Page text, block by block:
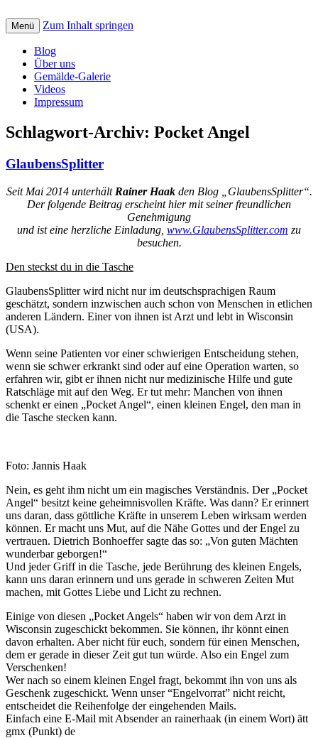
St. Petrus Kreativ
Creative art for God: Bilder, Musik, Texte
und Videos mit christlicher Botschaft
Menü Zum Inhalt springen
Blog
Über uns
Gemälde-Galerie
Videos
Impressum
Schlagwort-Archiv: Pocket Angel
GlaubensSplitter
Seit Mai 2014 unterhält Rainer Haak den Blog „GlaubensSplitter“.
Der folgende Beitrag erscheint hier mit seiner freundlichen
Genehmigung
und ist eine herzliche Einladung, www.GlaubensSplitter.com zu
besuchen.
Den steckst du in die Tasche
GlaubensSplitter wird nicht nur im deutschsprachigen Raum
geschätzt, sondern inzwischen auch schon von Menschen in etlichen
anderen Ländern. Einer von ihnen ist Arzt und lebt in Wisconsin
(USA).
Wenn seine Patienten vor einer schwierigen Entscheidung stehen,
wenn sie schwer erkrankt sind oder auf eine Operation warten, so
erfahren wir, gibt er ihnen nicht nur medizinische Hilfe und gute
Ratschläge mit auf den Weg. Er tut mehr: Manchen von ihnen
schenkt er einen „Pocket Angel“, einen kleinen Engel, den man in
die Tasche stecken kann.
Foto: Jannis Haak
Nein, es geht ihm nicht um ein magisches Verständnis. Der „Pocket
Angel“ besitzt keine geheimnisvollen Kräfte. Was dann? Er erinnert
uns daran, dass göttliche Kräfte in unserem Leben wirksam werden
können. Er macht uns Mut, auf die Nähe Gottes und der Engel zu
vertrauen. Dietrich Bonhoeffer sagte das so: „Von guten Mächten
wunderbar geborgen!“
Und jeder Griff in die Tasche, jede Berührung des kleinen Engels,
kann uns daran erinnern und uns gerade in schweren Zeiten Mut
machen, mit Gottes Liebe und Licht zu rechnen.
Einige von diesen „Pocket Angels“ haben wir von dem Arzt in
Wisconsin zugeschickt bekommen. Sie können, ihr könnt einen
davon erhalten. Aber nicht für euch, sondern für einen Menschen,
dem er gerade in dieser Zeit gut tun würde. Also ein Engel zum
Verschenken!
Wer nach so einem kleinen Engel fragt, bekommt ihn von uns als
Geschenk zugeschickt. Wenn unser “Engelvorrat” nicht reicht,
entscheidet die Reihenfolge der eingehenden Mails.
Einfach eine E-Mail mit Absender an rainerhaak (in einem Wort) ätt
gmx (Punkt) de